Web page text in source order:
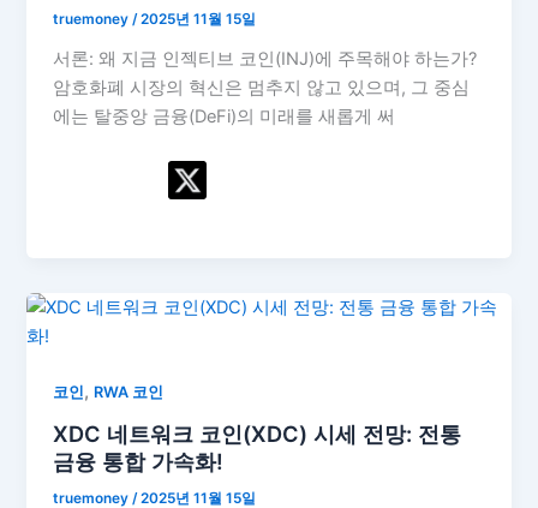
truemoney/2025년 11월 15일
서론: 왜 지금 인젝티브 코인(INJ)에 주목해야 하는가?
암호화폐 시장의 혁신은 멈추지 않고 있으며, 그 중심
에는 탈중앙 금융(DeFi)의 미래를 새롭게 써
코인, RWA 코인
XDC 네트워크 코인(XDC) 시세 전망: 전통
금융 통합 가속화!
truemoney /2025년 11월 15일